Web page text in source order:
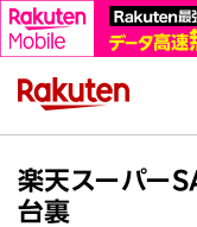
コーポレート
楽天スーパー
台裏